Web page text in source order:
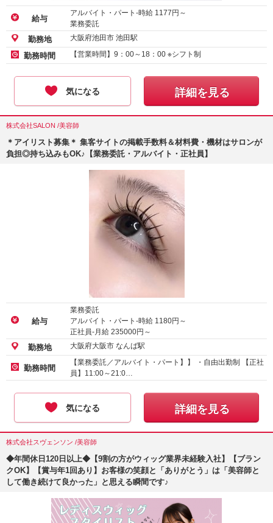
給与
アルバイト・パート-時給 1177 円～
業務委託
勤務地 大阪府池田市 池田駅
勤務時間 【営業時間】9：00～18：00 ※シフト制
気になる 詳細を見る
株式会社SALON /美容師
＊アイリスト募集＊ 集客サイトの掲載手数料＆材料費・機材はサロンが
負担◎持ち込みもOK♪【業務委託・アルバイト・正社員】
給与
業務委託
アルバイト・パート-時給 1180円～
正社員-月給 235000円～
勤務地 大阪府大阪市 なんば駅
勤務時間
【業務委託／アルバイト・パート】】 ・自由出勤制 【正社
員】11:00～21:0…
気になる 詳細を見る
株式会社スヴェンソン /美容師
◆年間休日120日以上◆【9割の方がウィッグ業界未経験入社】【ブラン
クOK】【賞与年1回あり】お客様の笑顔と「ありがとう」は「美容師と
して働き続けて良かった」と思える瞬間です♪